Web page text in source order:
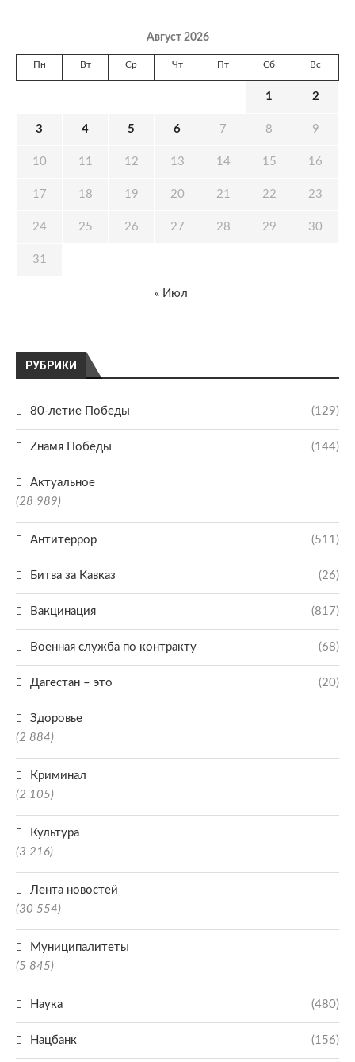
РУБРИКИ
80-летие Победы (129)
Zнамя Победы (144)
Актуальное
(28 989)
Антитеррор (511)
Битва за Кавказ (26)
Вакцинация (817)
Военная служба по контракту (68)
Дагестан – это (20)
Здоровье
(2 884)
Криминал
(2 105)
Культура
(3 216)
Лента новостей
(30 554)
Муниципалитеты
(5 845)
Наука (480)
Нацбанк (156)
Август 2026
Пн Вт Ср Чт Пт Сб Вс
1 2
3 4 5 6 7 8 9
10 11 12 13 14 15 16
17 18 19 20 21 22 23
24 25 26 27 28 29 30
31
« Июл